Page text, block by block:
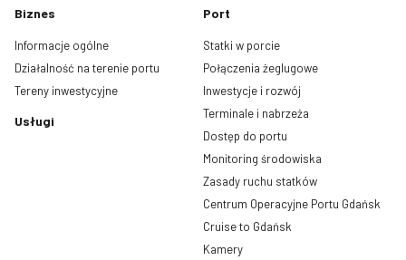
Biznes
Informacje ogólne
Działalność na terenie portu
Tereny inwestycyjne
Usługi
Port
Statki w porcie
Połączenia żeglugowe
Inwestycje i rozwój
Terminale i nabrzeża
Dostęp do portu
Monitoring środowiska
Zasady ruchu statków
Centrum Operacyjne Portu Gdańsk
Cruise to Gdańsk
Kamery